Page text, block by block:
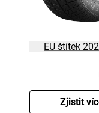
EU štítek
Zjistit